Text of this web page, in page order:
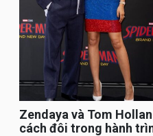
Zendaya và Tom
cách đôi trong hành